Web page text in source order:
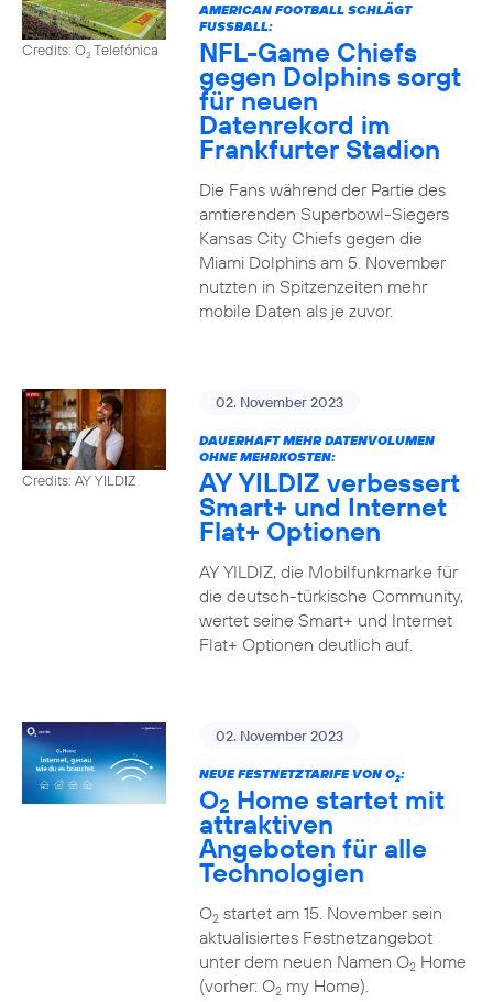
Credits: O2Telefónica
AMERICAN FOOTBALL SCHLÄGT
FUSSBALL:
NFL-Game Chiefs
gegen Dolphins sorgt
für neuen
Datenrekord im
Frankfurter Stadion
Die Fans während der Partie des
amtierenden Superbowl-Siegers
Kansas City Chiefs gegen die
Miami Dolphins am 5. November
nutzten in Spitzenzeiten mehr
mobile Daten als je zuvor.
Credits: AY YILDIZ
02. November 2023
DAUERHAFT MEHR DATENVOLUMEN
OHNE MEHRKOSTEN:
AY YILDIZ verbessert
Smart+ und Internet
Flat+ Optionen
AY YILDIZ, die Mobilfunkmarke für
die deutsch-türkische Community,
wertet seine Smart+ und Internet
Flat+ Optionen deutlich auf.
02. November 2023
NEUE FESTNETZTARIFE VON O2:
O2 Home startet mit
attraktiven
Angeboten für alle
Technologien
O2startet am 15. November sein
aktualisiertes Festnetzangebot
unter dem neuen Namen O2Home
(vorher: O2my Home).